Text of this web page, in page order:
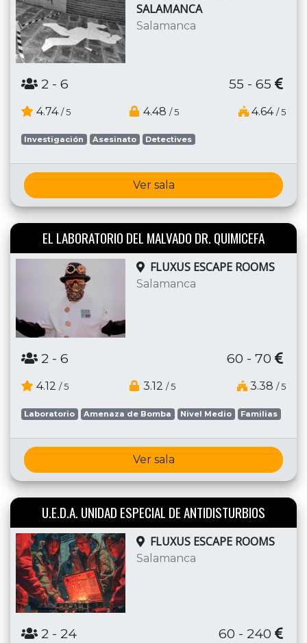
SALAMANCA
Salamanca
2 - 6 55 - 65
4.74 / 5 4.48 / 5 4.64 / 5
Investigación Asesinato Detectives
Ver sala
EL LABORATORIO DEL MALVADO DR. QUIMICEFA
FLUXUS ESCAPE ROOMS
Salamanca
2 - 6 60 - 70
4.12 / 5 3.12 / 5 3.38 / 5
Laboratorio Amenaza de Bomba Nivel Medio Familias
Ver sala
U.E.D.A. UNIDAD ESPECIAL DE ANTIDISTURBIOS
FLUXUS ESCAPE ROOMS
Salamanca
2 - 24 60 - 240